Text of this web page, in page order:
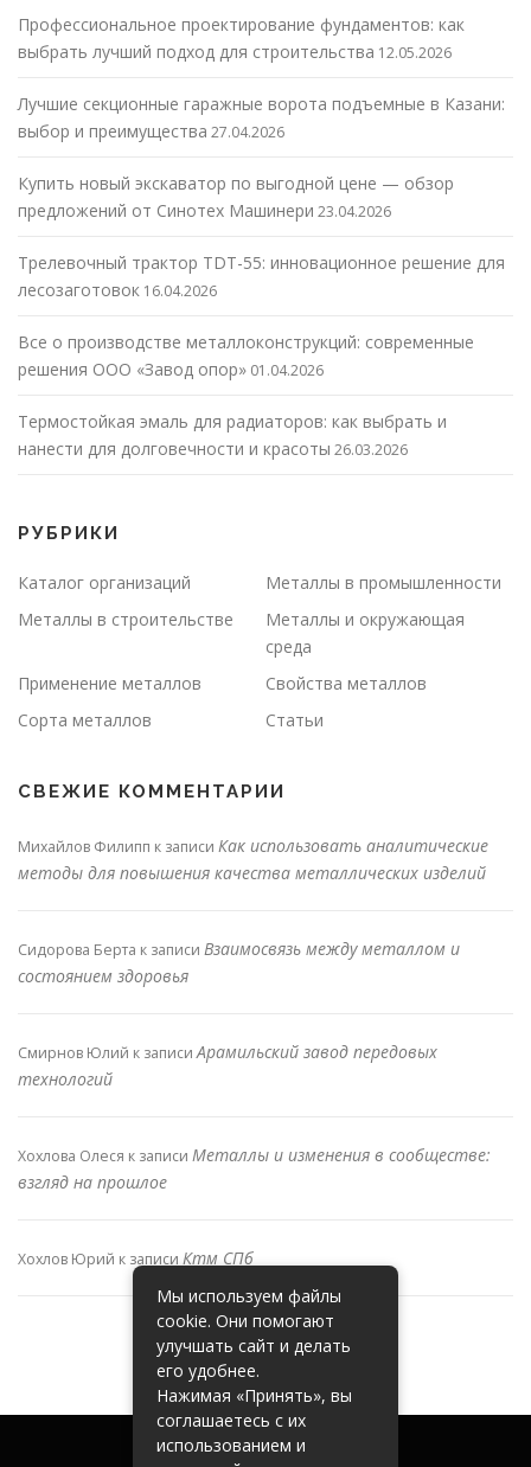
Профессиональное проектирование фундаментов: как
выбрать лучший подход для строительства 12.05.2026
Лучшие секционные гаражные ворота подъемные в Казани:
выбор и преимущества 27.04.2026
Купить новый экскаватор по выгодной цене — обзор
предложений от Синотех Машинери 23.04.2026
Трелевочный трактор TDT-55: инновационное решение для
лесозаготовок 16.04.2026
Все о производстве металлоконструкций: современные
решения ООО «Завод опор» 01.04.2026
Термостойкая эмаль для радиаторов: как выбрать и
нанести для долговечности и красоты 26.03.2026
РУБРИКИ
Каталог организаций
Металлы в промышленности
Металлы в строительстве
Металлы и окружающая
среда
Применение металлов
Свойства металлов
Сорта металлов
Статьи
СВЕЖИЕ КОММЕНТАРИИ
Михайлов Филипп к записи Как использовать аналитические
методы для повышения качества металлических изделий
Сидорова Берта к записи Взаимосвязь между металлом и
состоянием здоровья
Смирнов Юлий к записиАрамильский завод передовых
технологий
Хохлова Олеся к записи Металлы и изменения в сообществе:
взгляд на прошлое
Хохлов Юрий к записи Ктм СПб
Мы используем файлы
cookie. Они помогают
улучшать сайт и делать
его удобнее.
Нажимая «Принять», вы
соглашаетесь с их
использованием и